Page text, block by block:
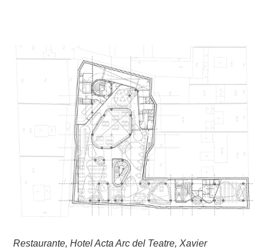
Restaurante, Hotel Acta Arc del Teatre, Xavier